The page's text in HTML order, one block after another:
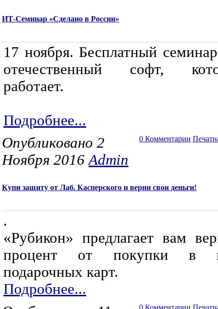
ИТ-Семинар «Сделано в России»
17 ноября. Бесплатный
отечественный софт,
работает.
Подробнее...
0 Комментарии
Опубликовано 2
Ноября 2016Admin
Купи защиту от Лаб. Касперского и верни свои деньги!
.
«Рубикон» предлагает вам
процент от покупки в
подарочных карт.
Подробнее...
0 Комментарии